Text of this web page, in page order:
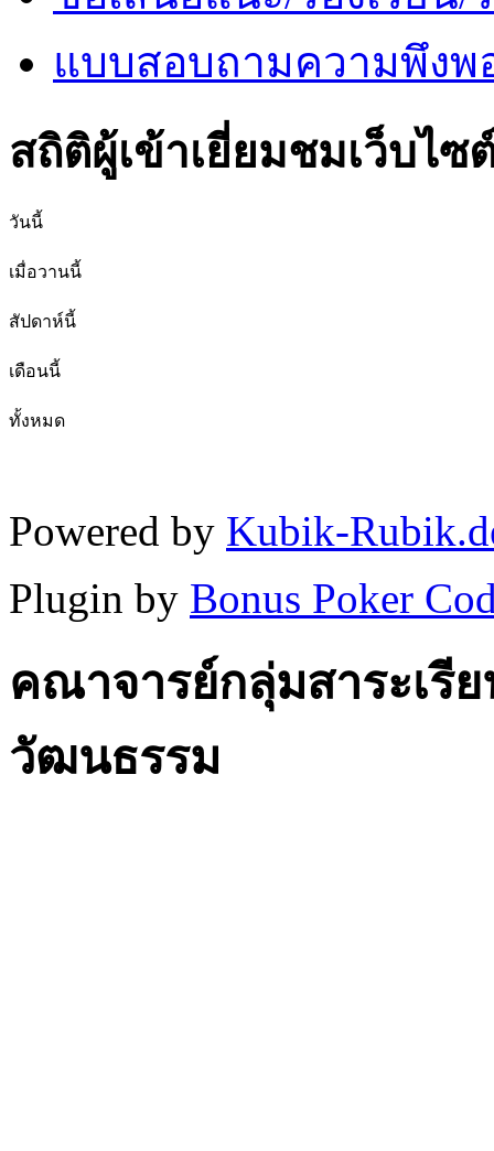
แบบสอบถามความพึงพ
สถิติผู้เข้าเยี่ยมชมเว็บไซ
วันนี้
เมื่อวานนี้
สัปดาห์นี้
เดือนนี้
ทั้งหมด
Powered by Kubik-
Plugin by Bonus Poker
คณาจารย์กลุ่มสาระเรี
วัฒนธรรม